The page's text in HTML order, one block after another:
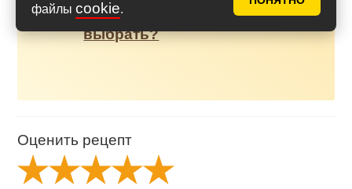
файлы cookie.
муке? Какую муку
выбрать?
Оценить рецепт